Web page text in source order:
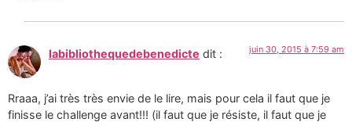
labibliothequedebenedicte dit : juin 30, 2015 à 7:59 am
Rraaa, j’ai très très envie de le lire, mais pour cela il faut que je
finisse le challenge avant!!! (il faut que je résiste, il faut que je